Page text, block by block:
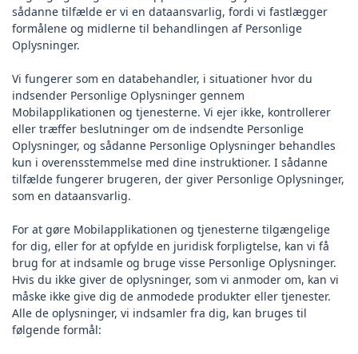
sådanne tilfælde er vi en dataansvarlig, fordi vi fastlægger
formålene og midlerne til behandlingen af Personlige
Oplysninger.
Vi fungerer som en databehandler, i situationer hvor du
indsender Personlige Oplysninger gennem
Mobilapplikationen og tjenesterne. Vi ejer ikke, kontrollerer
eller træffer beslutninger om de indsendte Personlige
Oplysninger, og sådanne Personlige Oplysninger behandles
kun i overensstemmelse med dine instruktioner. I sådanne
tilfælde fungerer brugeren, der giver Personlige Oplysninger,
som en dataansvarlig.
For at gøre Mobilapplikationen og tjenesterne tilgængelige
for dig, eller for at opfylde en juridisk forpligtelse, kan vi få
brug for at indsamle og bruge visse Personlige Oplysninger.
Hvis du ikke giver de oplysninger, som vi anmoder om, kan vi
måske ikke give dig de anmodede produkter eller tjenester.
Alle de oplysninger, vi indsamler fra dig, kan bruges til
følgende formål: